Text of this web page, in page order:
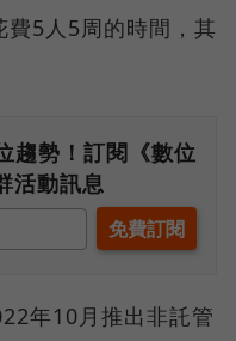
5人5周的時間，其
趨勢！訂閱《數位
活動訊息
年10月推出非託管